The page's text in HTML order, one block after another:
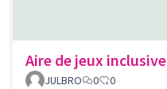
Aire de jeux inclusive
JULBRO
0 0